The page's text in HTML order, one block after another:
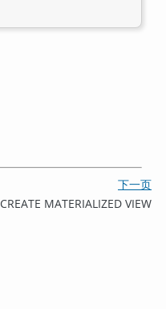
下一页
CREATE MATERIALIZED VIEW